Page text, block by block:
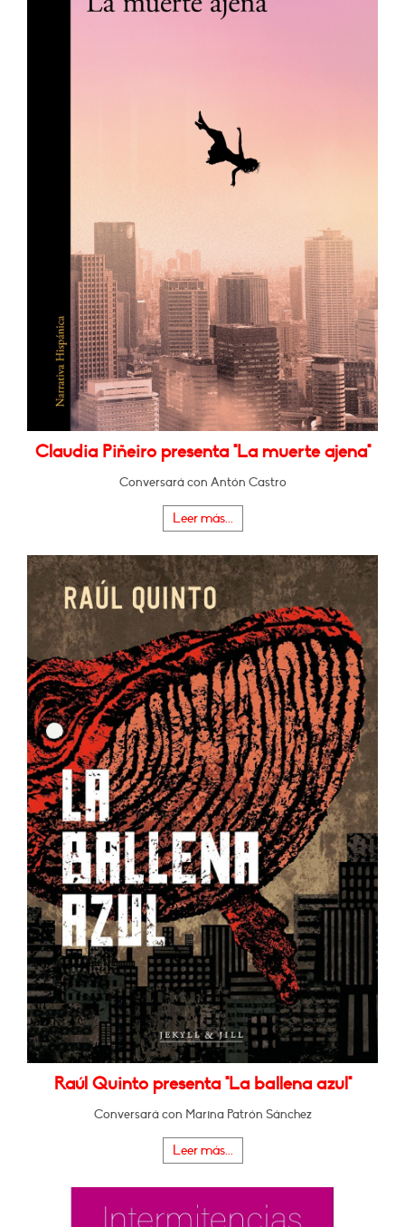
Claudia Piñeiro presenta "La muerte ajena"
Conversará con Antón Castro
Leer más...
Raúl Quinto presenta "La ballena azul"
Conversará con Marina Patrón Sánchez
Leer más...